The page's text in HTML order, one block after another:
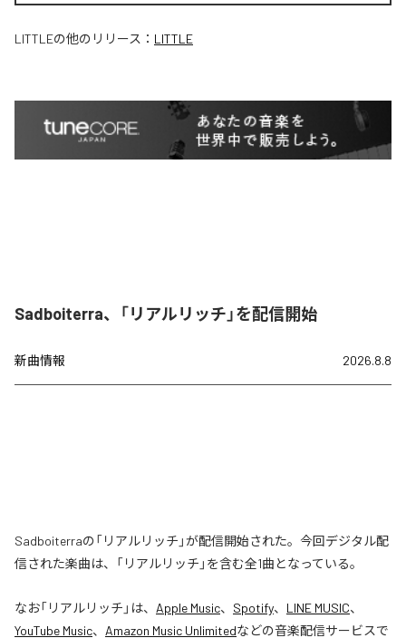
LITTLEの他のリリース： LITTLE
Sadboiterra、「リアルリッチ」を配信開始
新曲情報 2026.8.8
Sadboiterraの「リアルリッチ」が配信開始された。今回デジタル配
信された楽曲は、「リアルリッチ」を含む全1曲となっている。
なお「リアルリッチ 」は、 Apple Music、 Spotify、 LINE MUSIC、
YouTube Music、 Amazon Music Unlimitedなどの音楽配信サービスで